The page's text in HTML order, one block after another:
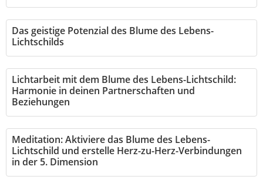
Das geistige Potenzial des Blume des Lebens-
Lichtschilds
Lichtarbeit mit dem Blume des Lebens-Lichtschild:
Harmonie in deinen Partnerschaften und
Beziehungen
Meditation: Aktiviere das Blume des Lebens-
Lichtschild und erstelle Herz-zu-Herz-Verbindungen
in der 5. Dimension